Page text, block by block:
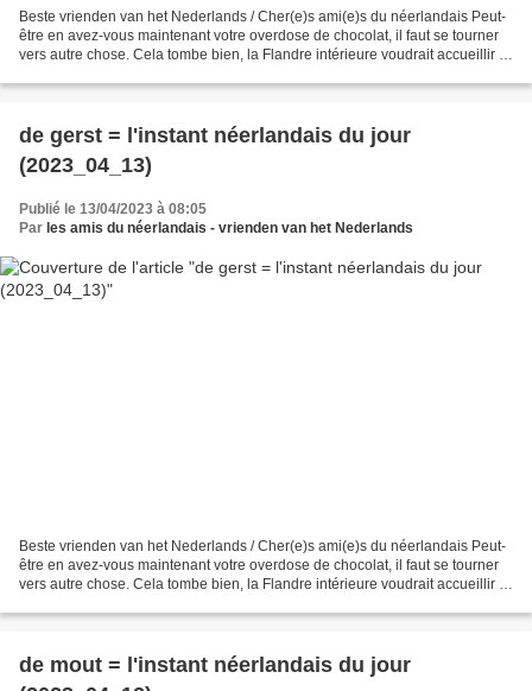
Beste vrienden van het Nederlands / Cher(e)s ami(e)s du néerlandais Peut-
être en avez-vous maintenant votre overdose de chocolat, il faut se tourner
vers autre chose. Cela tombe bien, la Flandre intérieure voudrait accueillir la
de gerst = l'instant néerlandais du jour
(2023_04_13)
Publié le 13/04/2023 à 08:05
Par les amis du néerlandais - vrienden van het Nederlands
Beste vrienden van het Nederlands / Cher(e)s ami(e)s du néerlandais Peut-
être en avez-vous maintenant votre overdose de chocolat, il faut se tourner
vers autre chose. Cela tombe bien, la Flandre intérieure voudrait accueillir la
de mout = l'instant néerlandais du jour